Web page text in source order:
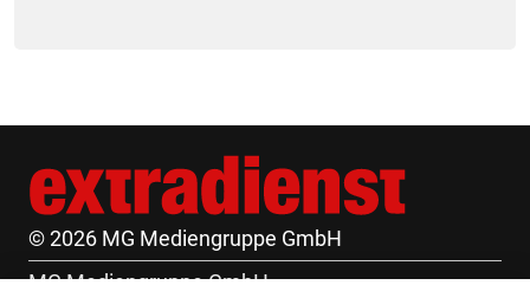
© 2026 MG Mediengruppe GmbH